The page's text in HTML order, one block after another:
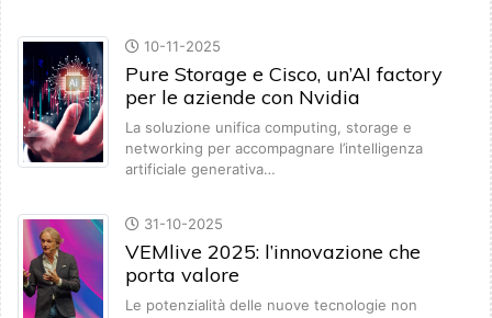
10-11-2025
Pure Storage e Cisco, un’AI factory
per le aziende con Nvidia
La soluzione unifica computing, storage e
networking per accompagnare l’intelligenza
artificiale generativa…
31-10-2025
VEMlive 2025: l’innovazione che
porta valore
Le potenzialità delle nuove tecnologie non